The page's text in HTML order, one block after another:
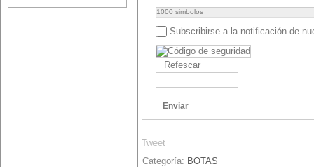
1000 simbolos
Subscribirse a la notificación de
Refescar
Enviar
Tweet
Categoría: BOTAS